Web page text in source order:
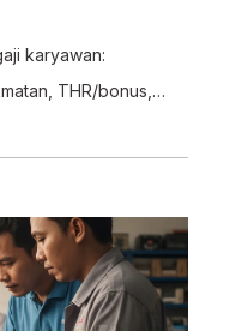
karyawan:
THR/bonus,
Panduan lengkap